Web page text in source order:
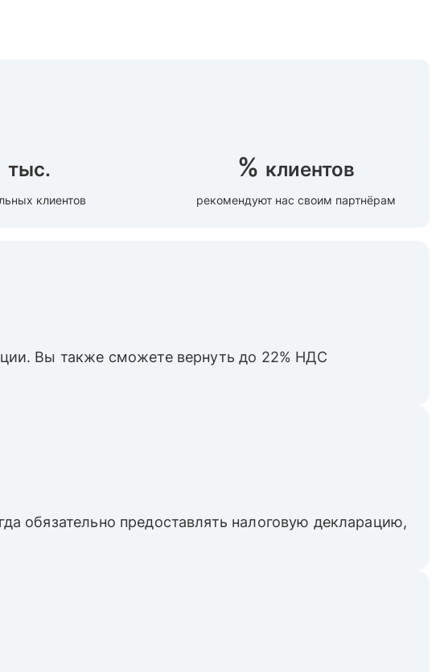
тыс.
клиентов
% клиентов
рекомендуют нас своим партнёрам
Вы также cможете вернуть до 22% НДС
обязательно предоставлять налоговую декларацию,